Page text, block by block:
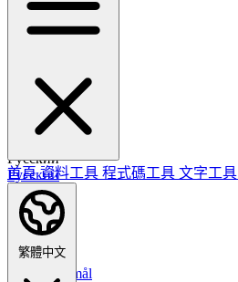
日本語
日本語
한국어
Русский
Русский
Deutsch
Deutsch
Nederlands
Nederlands
Norsk
Norsk Bokmål
首頁資料工具 程式碼工具 文字工具
繁體中文